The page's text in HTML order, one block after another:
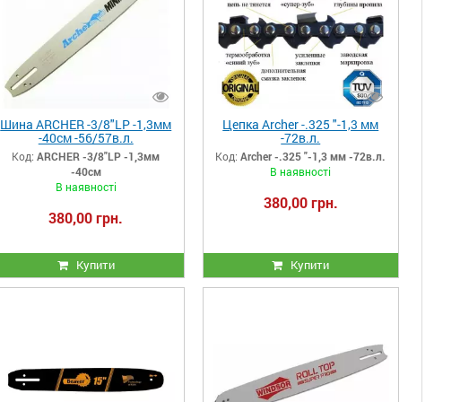
Шина ARCHER -3/8"LP -1,3мм
-40см -56/57в.л.
Код: ARCHER -3/8"LP -1,3мм
-40см
В наявності
380,00 грн.
Купити
Цепка Archer -.325 "-1,3 мм
-72в.л.
Код: Archer -.325 "-1,3 мм -72в.л.
В наявності
380,00 грн.
Купити